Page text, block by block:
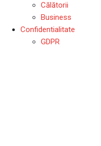
Călătorii
Business
Confidentialitate
GDPR